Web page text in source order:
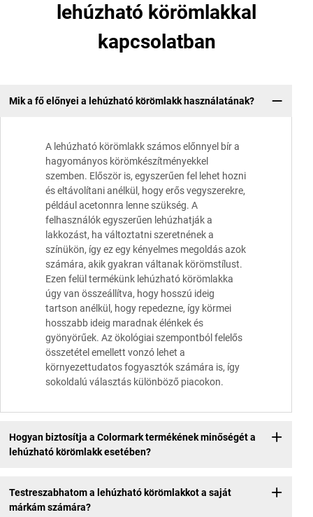
lehúzható körömlakkal
kapcsolatban
Mik a fő előnyei a lehúzható körömlakk használatának?
A lehúzható körömlakk számos előnnyel bír a
hagyományos körömkészítményekkel
szemben. Először is, egyszerűen fel lehet hozni
és eltávolítani anélkül, hogy erős vegyszerekre,
például acetonnra lenne szükség. A
felhasználók egyszerűen lehúzhatják a
lakkozást, ha változtatni szeretnének a
színükön, így ez egy kényelmes megoldás azok
számára, akik gyakran váltanak körömstílust.
Ezen felül termékünk lehúzható körömlakka
úgy van összeállítva, hogy hosszú ideig
tartson anélkül, hogy repedezne, így körmei
hosszabb ideig maradnak élénkek és
gyönyörűek. Az ökológiai szempontból felelős
összetétel emellett vonzó lehet a
környezettudatos fogyasztók számára is, így
sokoldalú választás különböző piacokon.
Hogyan biztosítja a Colormark termékének minőségét a
lehúzható körömlakk esetében?
Testreszabhatom a lehúzható körömlakkot a saját
márkám számára?